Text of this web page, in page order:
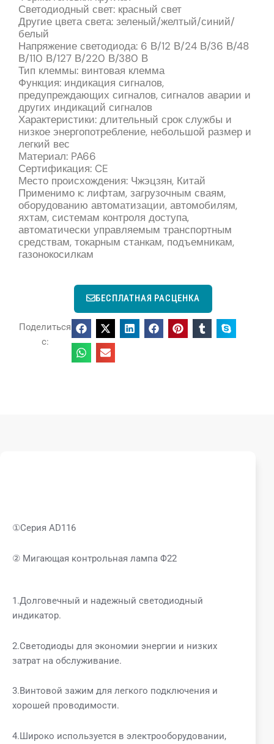
Светодиодный свет: красный свет
Другие цвета света: зеленый/желтый/синий/
белый
Напряжение светодиода: 6 В/12 В/24 В/36 В/48
В/110 В/127 В/220 В/380 В
Тип клеммы: винтовая клемма
Функция: индикация сигналов,
предупреждающих сигналов, сигналов аварии и
других индикаций сигналов
Характеристики: длительный срок службы и
низкое энергопотребление, небольшой размер и
легкий вес
Материал: PA66
Сертификация: CE
Место происхождения: Чжэцзян, Китай
Применимо к: лифтам, загрузочным сваям,
оборудованию автоматизации, автомобилям,
яхтам, системам контроля доступа,
автоматически управляемым транспортным
средствам, токарным станкам, подъемникам,
газонокосилкам
БЕСПЛАТНАЯ РАСЦЕНКА
Поделиться
с:
①Серия AD116
② Мигающая контрольная лампа Φ22
1.Долговечный и надежный светодиодный
индикатор.
2.Светодиоды для экономии энергии и низких
затрат на обслуживание.
3.Винтовой зажим для легкого подключения и
хорошей проводимости.
4.Широко используется в электрооборудовании,